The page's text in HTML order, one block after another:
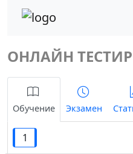
ОНЛАЙН
Обучение Экзамен
1